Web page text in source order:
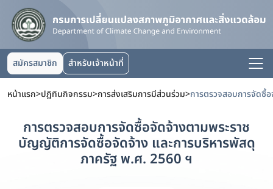
สมัครสมาชิก สำหรับเจ้าหน้าที่
หน้าแรก>ปฏิทินกิจกรรม>การส่งเสริมการมีส่วนร่วม>
การตรวจสอบการจัดซื้อจัดจ้างตามพระราช
บัญญัติการจัดซื้อจัดจ้าง และการบริหารพัสดุ
ภาครัฐ พ.ศ. 2560 ฯ